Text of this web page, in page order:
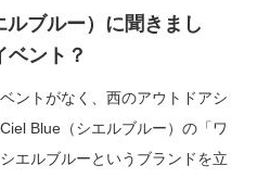
ブルー）に聞きまし
ベント？
ントがなく、西のアウトドアシ
Blue（シエルブルー）の「ワ
エルブルーというブランドを立